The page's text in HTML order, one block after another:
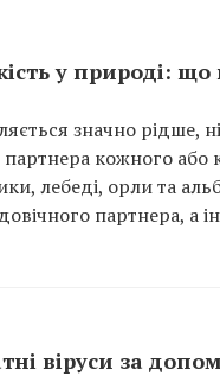
у природі:
значно рідше,
кожного
лебеді, орли та
партнера, а
віруси за